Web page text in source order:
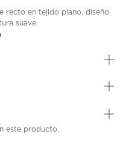
recto en tejido plano, diseño
suave.
este producto.